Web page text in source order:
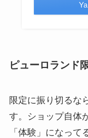
ピューロランド
限定に振り切るな
す。ショップ自体
「体験」になっ